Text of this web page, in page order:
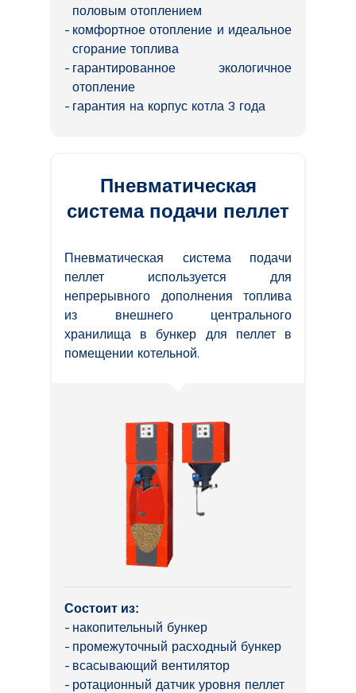
половым отоплением
комфортное отопление и идеальное
сгорание топлива
гарантированное экологичное
отопление
гарантия на корпус котла 3 года
Пневматическая
система подачи пеллет
Пневматическая система подачи
пеллет используется для
непрерывного дополнения топлива
из внешнего центрального
хранилища в бункер для пеллет в
помещении котельной.
Состоит из:
накопительный бункер
промежуточный расходный бункер
всасывающий вентилятор
ротационный датчик уровня пеллет